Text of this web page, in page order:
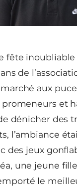
fête
de
aux
et
dénicher des
l’ambiance
des jeux
une jeune fille
le